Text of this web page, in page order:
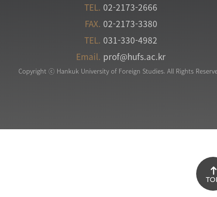
TEL. 02-2173-2666
FAX. 02-2173-3380
TEL. 031-330-4982
Email. prof@hufs.ac.kr
Copyright ⓒ Hankuk University of Foreign Studies. All Rights